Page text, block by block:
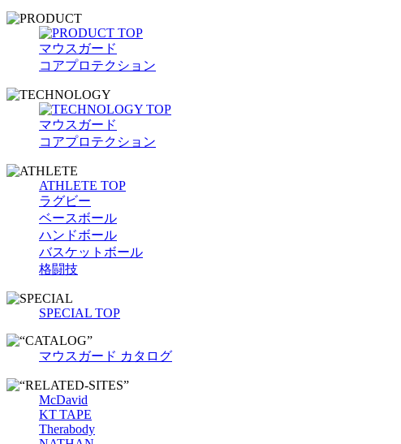
マウスガード
コアプロテクション
マウスガード
コアプロテクション
ATHLETE TOP
ラグビー
ベースボール
ハンドボール
バスケットボール
格闘技
SPECIAL TOP
マウスガード カタログ
McDavid
KT TAPE
Therabody